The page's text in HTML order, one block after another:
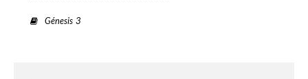
Génesis 3